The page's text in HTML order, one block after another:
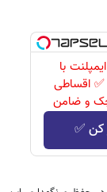
ایمپلنت با
اقساطی
چک و ضامن
کن ✅